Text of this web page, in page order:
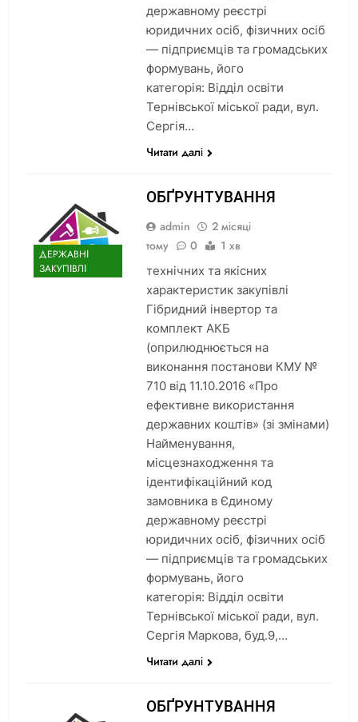
державному реєстрі
юридичних осіб, фізичних осіб
— підприємців та громадських
формувань, його
категорія: Відділ освіти
Тернівської міської ради, вул.
Сергія…
Читати далі
ДЕРЖАВНІ
ЗАКУПІВЛІ
ОБҐРУНТУВАННЯ
admin
2 місяці
тому
0 1 хв
технічних та якісних
характеристик закупівлі
Гібридний інвертор та
комплект АКБ
(оприлюднюється на
виконання постанови КМУ №
710 від 11.10.2016 «Про
ефективне використання
державних коштів» (зі змінами)
Найменування,
місцезнаходження та
ідентифікаційний код
замовника в Єдиному
державному реєстрі
юридичних осіб, фізичних осіб
— підприємців та громадських
формувань, його
категорія: Відділ освіти
Тернівської міської ради, вул.
Сергія Маркова, буд.9,…
Читати далі
ОБҐРУНТУВАННЯ